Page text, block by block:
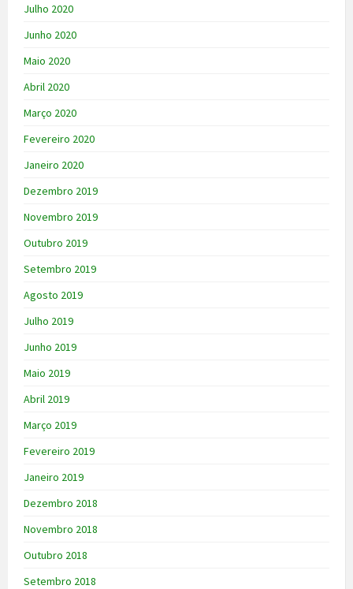
Julho 2020
Junho 2020
Maio 2020
Abril 2020
Março 2020
Fevereiro 2020
Janeiro 2020
Dezembro 2019
Novembro 2019
Outubro 2019
Setembro 2019
Agosto 2019
Julho 2019
Junho 2019
Maio 2019
Abril 2019
Março 2019
Fevereiro 2019
Janeiro 2019
Dezembro 2018
Novembro 2018
Outubro 2018
Setembro 2018